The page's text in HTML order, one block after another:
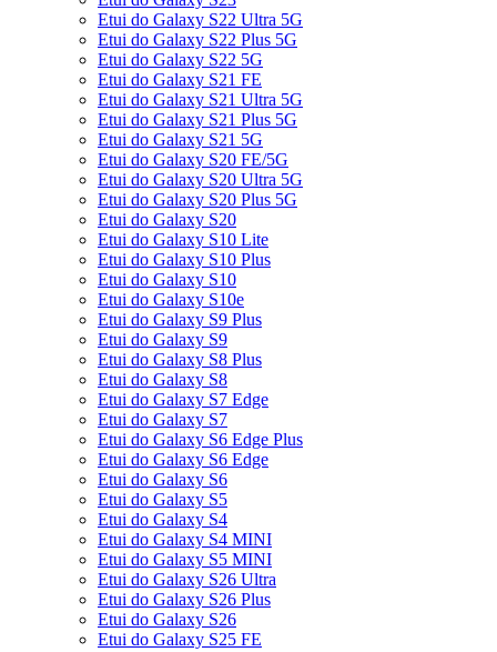
Etui do Galaxy S22 Ultra 5G
Etui do Galaxy S22 Plus 5G
Etui do Galaxy S22 5G
Etui do Galaxy S21 FE
Etui do Galaxy S21 Ultra 5G
Etui do Galaxy S21 Plus 5G
Etui do Galaxy S21 5G
Etui do Galaxy S20 FE/5G
Etui do Galaxy S20 Ultra 5G
Etui do Galaxy S20 Plus 5G
Etui do Galaxy S20
Etui do Galaxy S10 Lite
Etui do Galaxy S10 Plus
Etui do Galaxy S10
Etui do Galaxy S10e
Etui do Galaxy S9 Plus
Etui do Galaxy S9
Etui do Galaxy S8 Plus
Etui do Galaxy S8
Etui do Galaxy S7 Edge
Etui do Galaxy S7
Etui do Galaxy S6 Edge Plus
Etui do Galaxy S6 Edge
Etui do Galaxy S6
Etui do Galaxy S5
Etui do Galaxy S4
Etui do Galaxy S4 MINI
Etui do Galaxy S5 MINI
Etui do Galaxy S26 Ultra
Etui do Galaxy S26 Plus
Etui do Galaxy S26
Etui do Galaxy S25 FE